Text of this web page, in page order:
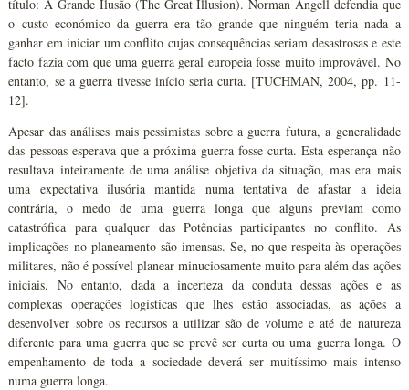
título: A Grande Ilusão (The Great Illusion). Norman Angell defendia que
o custo económico da guerra era tão grande que ninguém teria nada a
ganhar em iniciar um conflito cujas consequências seriam desastrosas e este
facto fazia com que uma guerra geral europeia fosse muito improvável. No
entanto, se a guerra tivesse início seria curta. [TUCHMAN, 2004, pp. 11-
12].
Apesar das análises mais pessimistas sobre a guerra futura, a generalidade
das pessoas esperava que a próxima guerra fosse curta. Esta esperança não
resultava inteiramente de uma análise objetiva da situação, mas era mais
uma expectativa ilusória mantida numa tentativa de afastar a ideia
contrária, o medo de uma guerra longa que alguns previam como
catastrófica para qualquer das Potências participantes no conflito. As
implicações no planeamento são imensas. Se, no que respeita às operações
militares, não é possível planear minuciosamente muito para além das ações
iniciais. No entanto, dada a incerteza da conduta dessas ações e as
complexas operações logísticas que lhes estão associadas, as ações a
desenvolver sobre os recursos a utilizar são de volume e até de natureza
diferente para uma guerra que se prevê ser curta ou uma guerra longa. O
empenhamento de toda a sociedade deverá ser muitíssimo mais intenso
numa guerra longa.